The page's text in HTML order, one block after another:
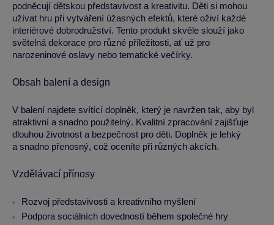
podněcují dětskou představivost a kreativitu. Děti si mohou
užívat hru při vytváření úžasných efektů, které oživí každé
interiérové dobrodružství. Tento produkt skvěle slouží jako
světelná dekorace pro různé příležitosti, ať už pro
narozeninové oslavy nebo tematické večírky.
Obsah balení a design
V balení najdete svítící doplněk, který je navržen tak, aby byl
atraktivní a snadno použitelný. Kvalitní zpracování zajišťuje
dlouhou životnost a bezpečnost pro děti. Doplněk je lehký
a snadno přenosný, což oceníte při různých akcích.
Vzdělávací přínosy
Rozvoj představivosti a kreativního myšlení
Podpora sociálních dovedností během společné hry